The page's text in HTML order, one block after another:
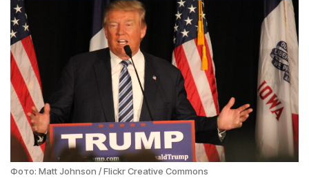
Фото: Matt Johnson / Flickr Creative Commons